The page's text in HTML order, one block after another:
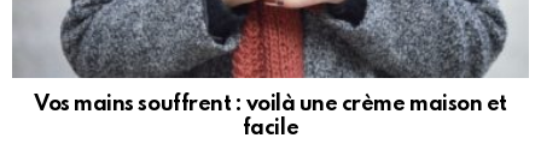
Vos mains souffrent : voilà une crème maison et
facile